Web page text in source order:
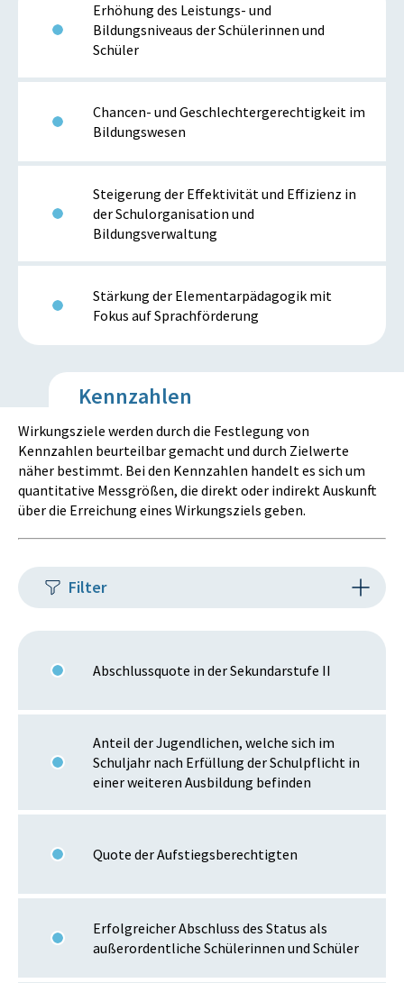
Erhöhung des Leistungs- und
Bildungsniveaus der Schülerinnen und
Schüler
Chancen- und Geschlechtergerechtigkeit im
Bildungswesen
Steigerung der Effektivität und Effizienz in
der Schulorganisation und
Bildungsverwaltung
Stärkung der Elementarpädagogik mit
Fokus auf Sprachförderung
Kennzahlen
Wirkungsziele werden durch die Festlegung von
Kennzahlen beurteilbar gemacht und durch Zielwerte
näher bestimmt. Bei den Kennzahlen handelt es sich um
quantitative Messgrößen, die direkt oder indirekt Auskunft
über die Erreichung eines Wirkungsziels geben.
Filter
Abschlussquote in der Sekundarstufe II
Anteil der Jugendlichen, welche sich im
Schuljahr nach Erfüllung der Schulpflicht in
einer weiteren Ausbildung befinden
Quote der Aufstiegsberechtigten
Erfolgreicher Abschluss des Status als
außerordentliche Schülerinnen und Schüler